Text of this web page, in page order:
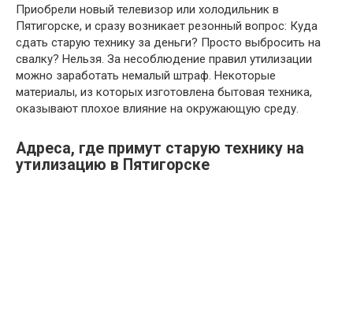
Приобрели новый телевизор или холодильник в
Пятигорске, и сразу возникает резонный вопрос: Куда
сдать старую технику за деньги? Просто выбросить на
свалку? Нельзя. За несоблюдение правил утилизации
можно заработать немалый штраф. Некоторые
материалы, из которых изготовлена бытовая техника,
оказывают плохое влияние на окружающую среду.
Адреса, где примут старую технику на
утилизацию в Пятигорске